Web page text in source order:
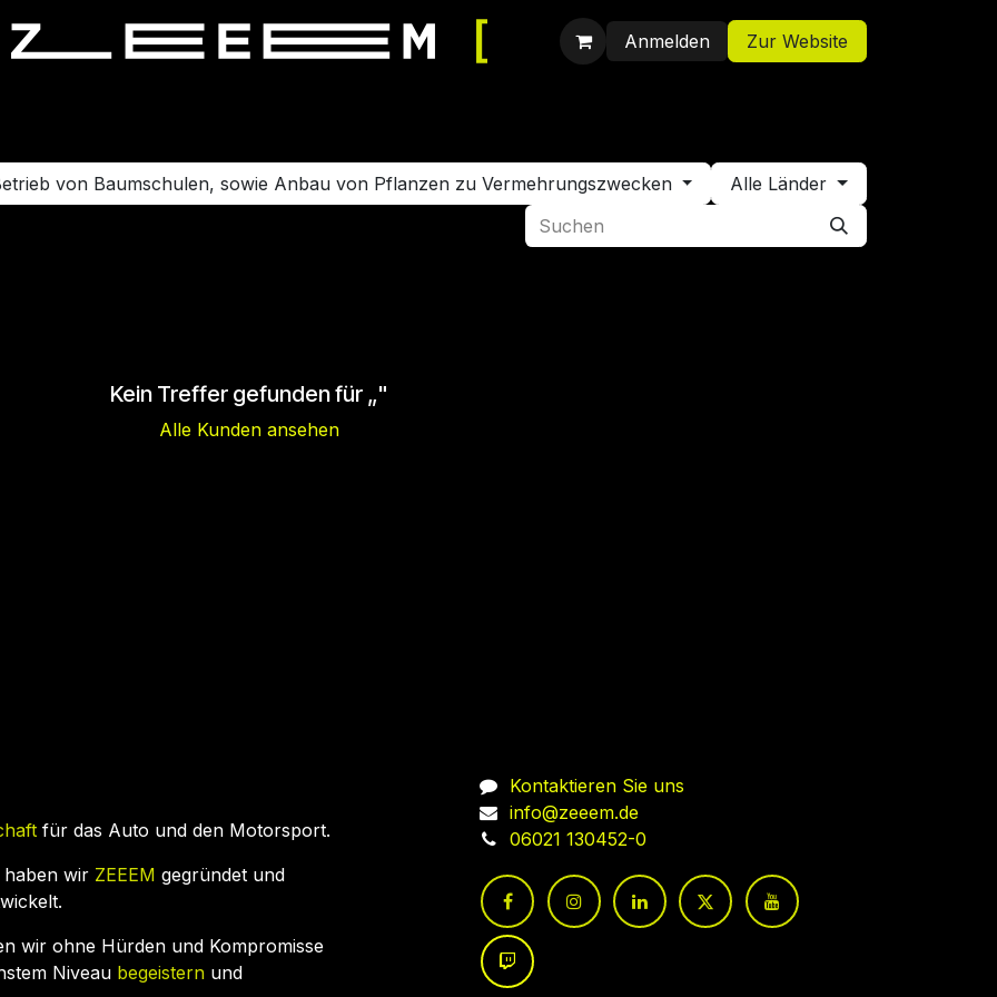
Anmelden Zur Website
von Baumschulen, sowie Anbau von Pflanzen zu Vermehrungszwecken Alle Länder
Kein Treffer gefunden für „"
Alle Kunden ansehen
für das Auto und den Motorsport.
haben wir ZEEEM gegründet und
wir ohne Hürden und Kompromisse
Niveau begeistern und
Kontaktieren Sie uns
info@zeeem.de
06021 130452-0